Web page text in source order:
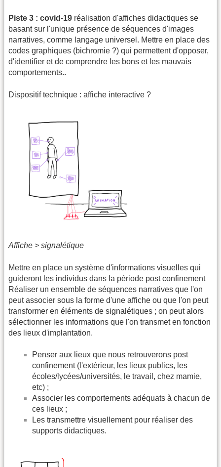
Piste 3 : covid-19 réalisation d'affiches didactiques se
basant sur l'unique présence de séquences d'images
narratives, comme langage universel. Mettre en place des
codes graphiques (bichromie ?) qui permettent d'opposer,
d'identifier et de comprendre les bons et les mauvais
comportements..
Dispositif technique : affiche interactive ?
Affiche > signalétique
Mettre en place un système d'informations visuelles qui
guideront les individus dans la période post confinement
Réaliser un ensemble de séquences narratives que l'on
peut associer sous la forme d'une affiche ou que l'on peut
transformer en éléments de signalétiques ; on peut alors
sélectionner les informations que l'on transmet en fonction
des lieux d'implantation.
Penser aux lieux que nous retrouverons post
confinement (l'extérieur, les lieux publics, les
écoles/lycées/universités, le travail, chez mamie,
etc) ;
Associer les comportements adéquats à chacun de
ces lieux ;
Les transmettre visuellement pour réaliser des
supports didactiques.